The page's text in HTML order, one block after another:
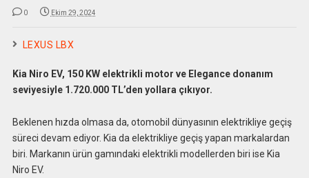
0 Ekim 29, 2024
LEXUS LBX
Kia Niro EV, 150 KW elektrikli motor ve Elegance donanım
seviyesiyle 1.720.000 TL’den yollara çıkıyor.
Beklenen hızda olmasa da, otomobil dünyasının elektrikliye geçiş
süreci devam ediyor. Kia da elektrikliye geçiş yapan markalardan
biri. Markanın ürün gamındaki elektrikli modellerden biri ise Kia
Niro EV.